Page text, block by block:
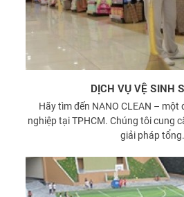
DỊCH VỤ VỆ SINH
Hãy tìm đến NANO CLEAN – một
nghiệp tại TPHCM. Chúng tôi cung
giải pháp